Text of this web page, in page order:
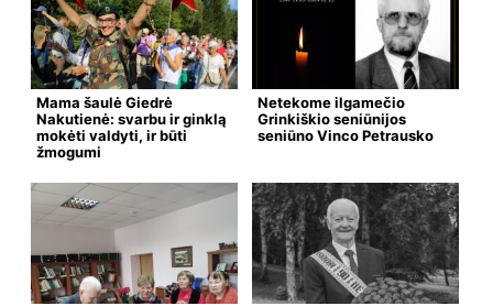
Mama šaulė Giedrė
Nakutienė: svarbu ir ginklą
mokėti valdyti, ir būti
žmogumi
Netekome ilgamečio
Grinkiškio seniūnijos
seniūno Vinco Petrausko